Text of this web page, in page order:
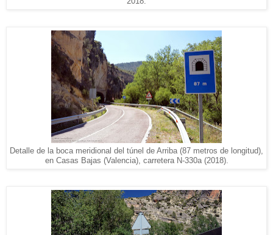
Detalle de la boca meridional del túnel de Arriba (87 metros de longitud),
en Casas Bajas (Valencia), carretera N-330a (2018).